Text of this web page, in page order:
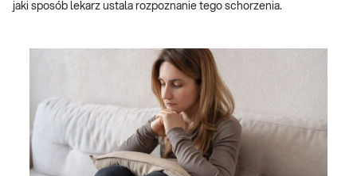
jaki sposób lekarz ustala rozpoznanie tego schorzenia.